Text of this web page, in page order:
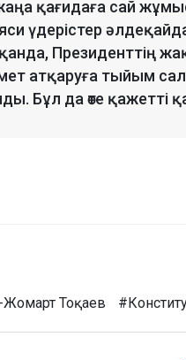
қағидаға сай
үдерістер
Президенттің
атқаруға тыйым
Бұл да өте қажетті
Жомарт Тоқаев